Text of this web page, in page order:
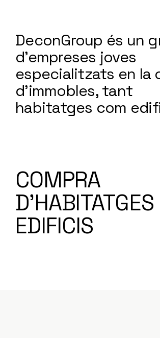
DeconGroup és un
d'empreses joves
especialitzats en la
d'immobles, tant
habitatges com
COMPRA
D'HABITATGES
EDIFICIS